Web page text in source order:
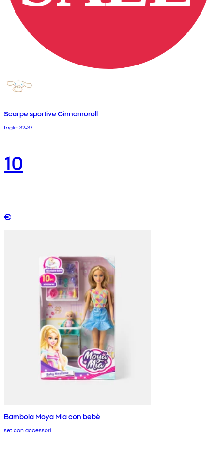
Scarpe sportive Cinnamoroll
taglie 32-37
10
€
Bambola Moya Mia con bebè
set con accessori